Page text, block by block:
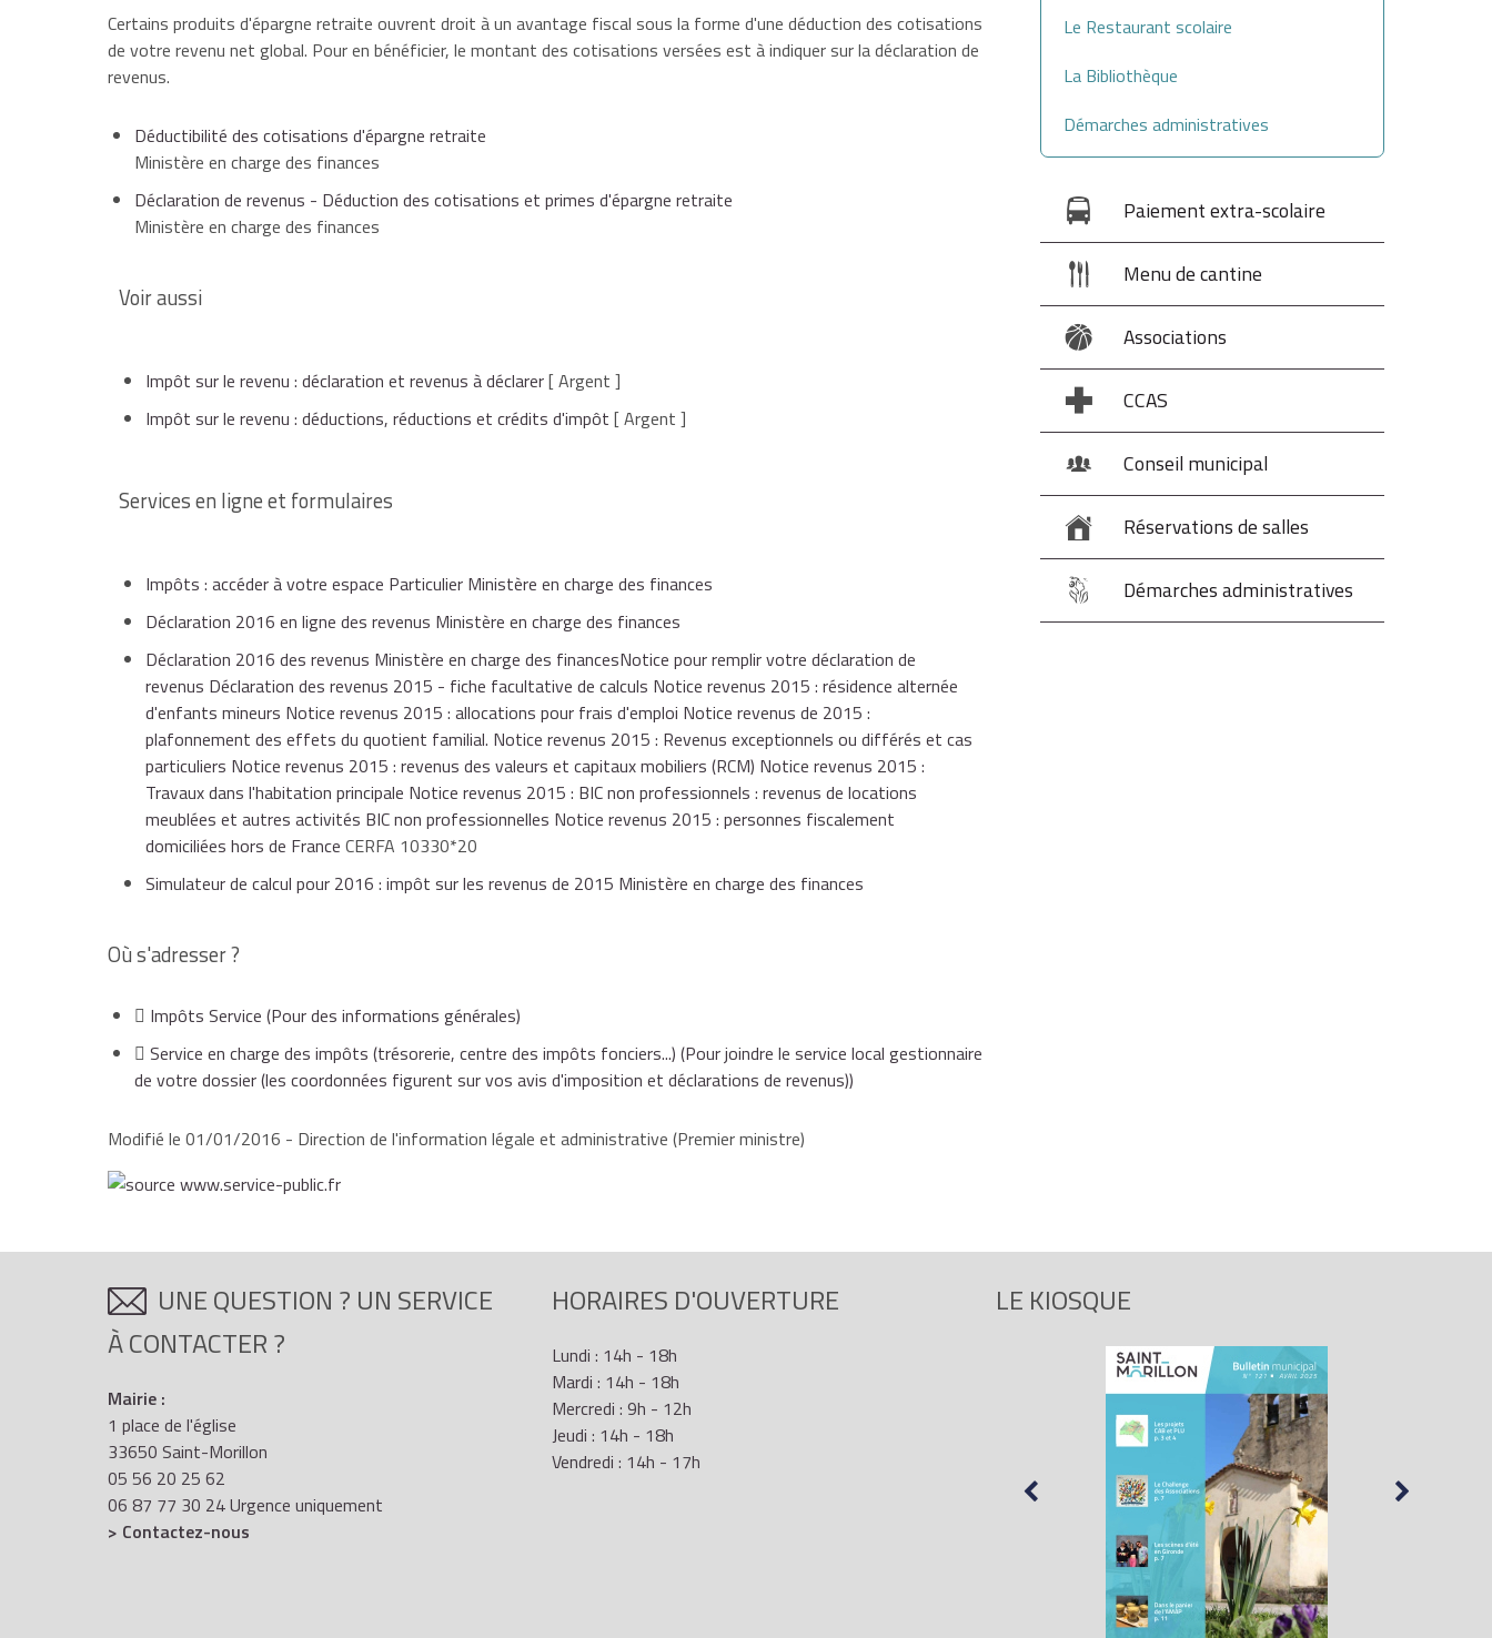
Certains produits d'épargne retraite ouvrent droit à un avantage fiscal sous la forme d'une déduction des cotisations
de votre revenu net global. Pour en bénéficier, le montant des cotisations versées est à indiquer sur la déclaration de
revenus.
Déductibilité des cotisations d'épargne retraite
Ministère en charge des finances
Déclaration de revenus - Déduction des cotisations et primes d'épargne retraite
Ministère en charge des finances
Voir aussi
Impôt sur le revenu : déclaration et revenus à déclarer[ Argent ]
Impôt sur le revenu : déductions, réductions et crédits d'impôt [ Argent ]
Services en ligne et formulaires
Impôts : accéder à votre espace Particulier Ministère en charge des finances
Déclaration 2016 en ligne des revenus Ministère en charge des finances
Déclaration 2016 des revenus Ministère en charge des financesNotice pour remplir votre déclaration de
revenus Déclaration des revenus 2015 - fiche facultative de calculs Notice revenus 2015 : résidence alternée
d'enfants mineurs Notice revenus 2015 : allocations pour frais d'emploi Notice revenus de 2015 :
plafonnement des effets du quotient familial. Notice revenus 2015 : Revenus exceptionnels ou différés et cas
particuliers Notice revenus 2015 : revenus des valeurs et capitaux mobiliers (RCM) Notice revenus 2015 :
Travaux dans l'habitation principale Notice revenus 2015 : BIC non professionnels : revenus de locations
meublées et autres activités BIC non professionnelles Notice revenus 2015 : personnes fiscalement
domiciliées hors de France CERFA 10330*20
Simulateur de calcul pour 2016 : impôt sur les revenus de 2015 Ministère en charge des finances
Où s'adresser ?
Impôts Service (Pour des informations générales)
Service en charge des impôts (trésorerie, centre des impôts fonciers...) (Pour joindre le service local gestionnaire
de votre dossier (les coordonnées figurent sur vos avis d'imposition et déclarations de revenus))
Modifié le 01/01/2016 - Direction de l'information légale et administrative (Premier ministre)
Le Restaurant scolaire
La Bibliothèque
Démarches administratives
Paiement extra-scolaire
Menu de cantine
Associations
CCAS
Conseil municipal
Réservations de salles
Démarches administratives
UNE QUESTION ? UN SERVICE
À CONTACTER ?
Mairie :
1 place de l'église
33650 Saint-Morillon
05 56 20 25 62
06 87 77 30 24 Urgence uniquement
> Contactez-nous
HORAIRES D'OUVERTURE
Lundi : 14h - 18h
Mardi : 14h - 18h
Mercredi : 9h - 12h
Jeudi : 14h - 18h
Vendredi : 14h - 17h
LE KIOSQUE